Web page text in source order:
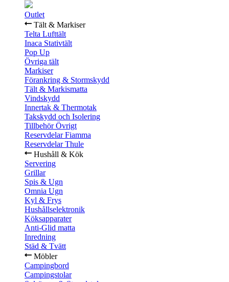
Outlet
Tält & Markiser
Telta Lufttält
Inaca Stativtält
Pop Up
Övriga tält
Markiser
Förankring & Stormskydd
Tält & Markismatta
Vindskydd
Innertak & Thermotak
Takskydd och Isolering
Tillbehör Övrigt
Reservdelar Fiamma
Reservdelar Thule
Hushåll & Kök
Servering
Grillar
Spis & Ugn
Omnia Ugn
Kyl & Frys
Hushållselektronik
Köksapparater
Anti-Glid matta
Inredning
Städ & Tvätt
Möbler
Campingbord
Campingstolar